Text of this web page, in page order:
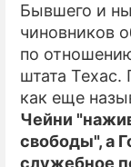
Бывшего и
чиновников
по
штата
как еще
Чейни
свободы", а
служебное